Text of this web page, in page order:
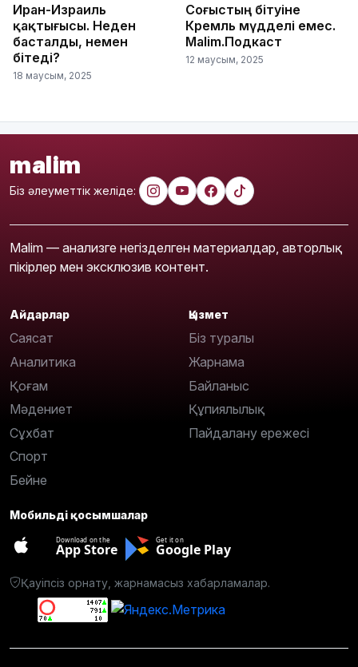
Иран-Израиль
қақтығысы. Неден
басталды, немен
бітеді?
18 маусым, 2025
Соғыстың бітуіне
Кремль мүдделі емес.
Malim.Подкаст
12 маусым, 2025
malim
Біз әлеуметтік желіде:
Malim — анализге негізделген материалдар, авторлық
пікірлер мен эксклюзив контент.
Айдарлар
Саясат
Аналитика
Қоғам
Мәдениет
Сұхбат
Спорт
Бейне
Қызмет
Біз туралы
Жарнама
Байланыс
Құпиялылық
Пайдалану ережесі
Мобильді қосымшалар
Download on the
App Store
Get it on
Google Play
Қауіпсіз орнату, жарнамасыз хабарламалар.